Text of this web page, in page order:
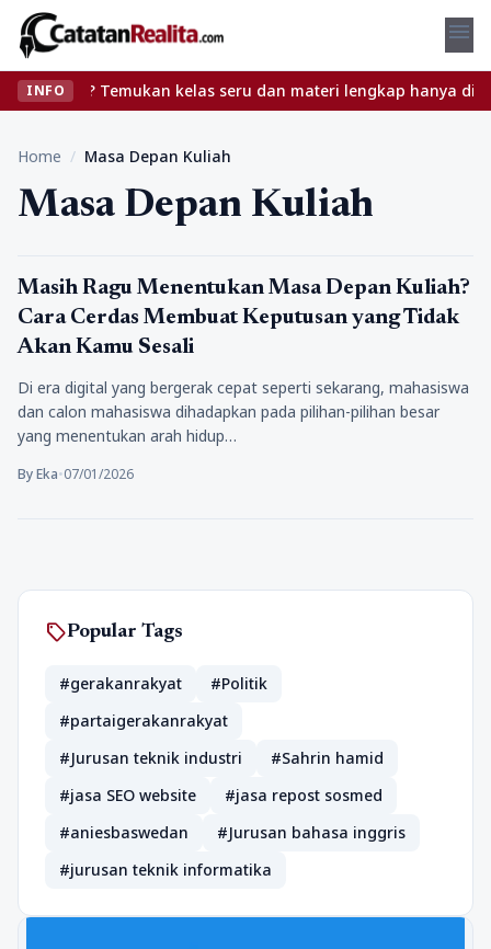
menu
INFO
ribet? Temukan kelas seru dan materi lengkap hanya di
Home / Masa Depan Kuliah
Masa Depan Kuliah
Pendidikan
Masih Ragu Menentukan Masa Depan Kuliah?
Cara Cerdas Membuat Keputusan yang Tidak
Akan Kamu Sesali
Di era digital yang bergerak cepat seperti sekarang, mahasiswa
dan calon mahasiswa dihadapkan pada pilihan-pilihan besar
yang menentukan arah hidup…
By Eka•07/01/2026
sellPopular Tags
#gerakanrakyat
#Politik
#partaigerakanrakyat
#Jurusan teknik industri
#Sahrin hamid
#jasa SEO website
#jasa repost sosmed
#aniesbaswedan
#Jurusan bahasa inggris
#jurusan teknik informatika